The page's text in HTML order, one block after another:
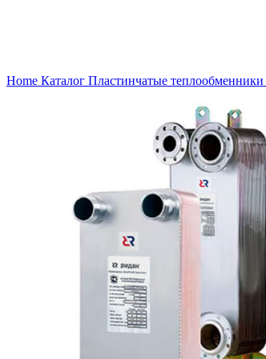
Home Каталог Пластинчатые теплообменники